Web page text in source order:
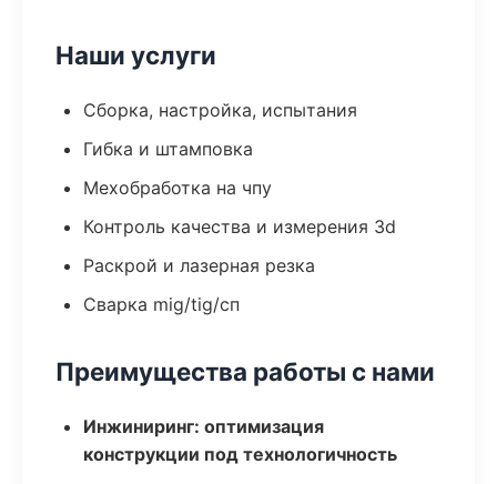
Наши услуги
Сборка, настройка, испытания
Гибка и штамповка
Мехобработка на чпу
Контроль качества и измерения 3d
Раскрой и лазерная резка
Сварка mig/tig/сп
Преимущества работы с нами
Инжиниринг: оптимизация
конструкции под технологичность